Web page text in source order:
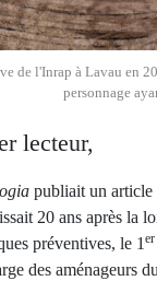
de l'Inrap à Lavau en
personnage
lecteur,
publiait un article
20 ans après la
préventives, le 1 er
des aménageurs